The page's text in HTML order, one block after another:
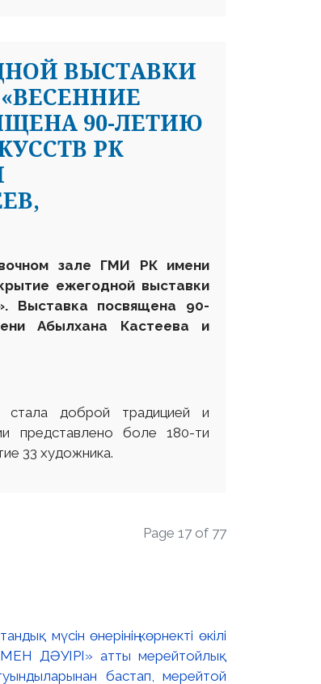
ВЫСТАВКИ
90-ЛЕТИЮ
РК
зале ГМИ РК имени
ежегодной выставки
Выставка посвящена 90-
Абылхана Кастеева и
стала доброй традицией и
представлено боле 180-ти
33 художника.
Page 17 of 77